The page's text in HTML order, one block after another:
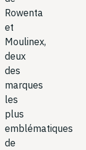
Rowenta
et
Moulinex,
deux
des
marques
les
plus
emblématiques
de